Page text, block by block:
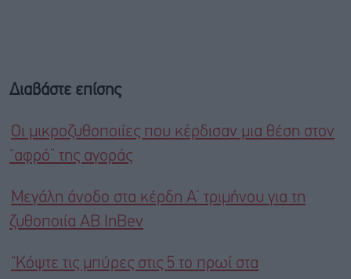
Διαβάστε επίσης
Οι μικροζυθοποιίες που κέρδισαν μια θέση στον
“αφρό” της αγοράς
Μεγάλη άνοδο στα κέρδη Α’ τριμήνου για τη
ζυθοποιία AB InBev
“Κόψτε τις μπύρες στις 5 το πρωί στα